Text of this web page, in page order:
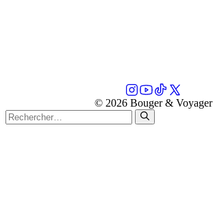
© 2026 Bouger & Voyager
Rechercher :